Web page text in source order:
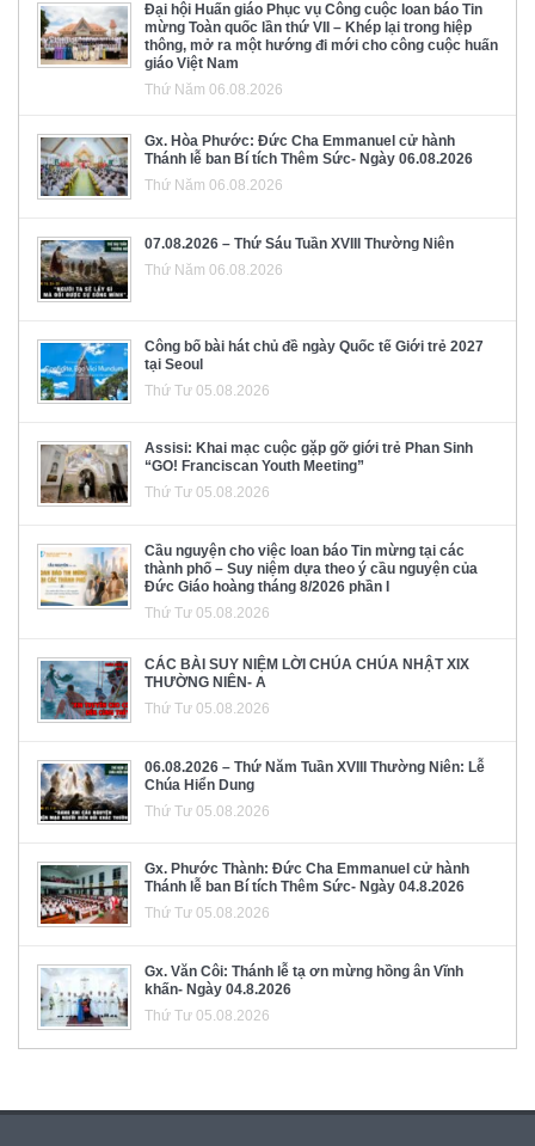
Đại hội Huấn giáo Phục vụ Công cuộc loan báo Tin
mừng Toàn quốc lần thứ VII – Khép lại trong hiệp
thông, mở ra một hướng đi mới cho công cuộc huấn
giáo Việt Nam
Thứ Năm 06.08.2026
Gx. Hòa Phước: Đức Cha Emmanuel cử hành
Thánh lễ ban Bí tích Thêm Sức- Ngày 06.08.2026
Thứ Năm 06.08.2026
07.08.2026 – Thứ Sáu Tuần XVIII Thường Niên
Thứ Năm 06.08.2026
Công bố bài hát chủ đề ngày Quốc tế Giới trẻ 2027
tại Seoul
Thứ Tư 05.08.2026
Assisi: Khai mạc cuộc gặp gỡ giới trẻ Phan Sinh
“GO! Franciscan Youth Meeting”
Thứ Tư 05.08.2026
Cầu nguyện cho việc loan báo Tin mừng tại các
thành phố – Suy niệm dựa theo ý cầu nguyện của
Đức Giáo hoàng tháng 8/2026 phần I
Thứ Tư 05.08.2026
CÁC BÀI SUY NIỆM LỜI CHÚA CHÚA NHẬT XIX
THƯỜNG NIÊN- A
Thứ Tư 05.08.2026
06.08.2026 – Thứ Năm Tuần XVIII Thường Niên: Lễ
Chúa Hiển Dung
Thứ Tư 05.08.2026
Gx. Phước Thành: Đức Cha Emmanuel cử hành
Thánh lễ ban Bí tích Thêm Sức- Ngày 04.8.2026
Thứ Tư 05.08.2026
Gx. Văn Côi: Thánh lễ tạ ơn mừng hồng ân Vĩnh
khấn- Ngày 04.8.2026
Thứ Tư 05.08.2026